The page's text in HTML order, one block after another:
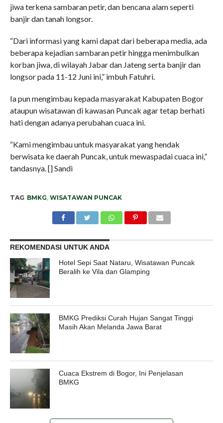
jiwa terkena sambaran petir, dan bencana alam seperti
banjir dan tanah longsor.
“Dari informasi yang kami dapat dari beberapa media, ada
beberapa kejadian sambaran petir hingga menimbulkan
korban jiwa, di wilayah Jabar dan Jateng serta banjir dan
longsor pada 11-12 Juni ini,” imbuh Fatuhri.
Ia pun mengimbau kepada masyarakat Kabupaten Bogor
ataupun wisatawan di kawasan Puncak agar tetap berhati
hati dengan adanya perubahan cuaca ini.
“Kami mengimbau untuk masyarakat yang hendak
berwisata ke daerah Puncak, untuk mewaspadai cuaca ini,”
tandasnya. [] Sandi
TAG BMKG WISATAWAN PUNCAK
REKOMENDASI UNTUK ANDA
Hotel Sepi Saat Nataru, Wisatawan Puncak
Beralih ke Vila dan Glamping
BMKG Prediksi Curah Hujan Sangat Tinggi
Masih Akan Melanda Jawa Barat
Cuaca Ekstrem di Bogor, Ini Penjelasan
BMKG